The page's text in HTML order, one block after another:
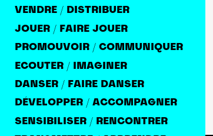
VENDRE / DISTRIBUER
JOUER / FAIRE JOUER
PROMOUVOIR / COMMUNIQUER
ECOUTER / IMAGINER
DANSER / FAIRE DANSER
DÉVELOPPER / ACCOMPAGNER
SENSIBILISER / RENCONTRER